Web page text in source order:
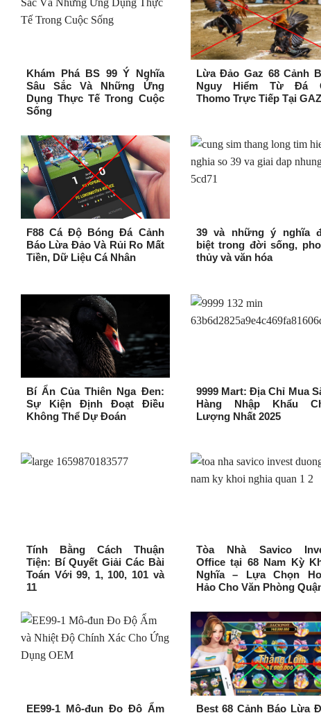
Khám Phá BS 99 Ý Nghĩa
Sâu Sắc Và Những Ứng
Dụng Thực Tế Trong Cuộc
Sống
Lừa Đảo Gaz 68 Cảnh
Nguy Hiểm Từ Đá
Thomo Trực Tiếp Tại
F88 Cá Độ Bóng Đá Cảnh
Báo Lừa Đảo Và Rủi Ro Mất
Tiền, Dữ Liệu Cá Nhân
39 và những ý nghĩa
biệt trong đời sống,
thủy và văn hóa
Bí Ẩn Của Thiên Nga Đen:
Sự Kiện Định Đoạt Điều
Không Thể Dự Đoán
9999 Mart: Địa Chỉ Mua
Hàng Nhập Khẩu
Lượng Nhất 2025
Tính Bằng Cách Thuận
Tiện: Bí Quyết Giải Các Bài
Toán Với 99, 1, 100, 101 và
11
Tòa Nhà Savico
Office tại 68 Nam Kỳ
Nghĩa – Lựa Chọn
Hảo Cho Văn Phòng
EE99-1 Mô-đun Đo Độ Ẩm Best 68 Cảnh Báo Lừa